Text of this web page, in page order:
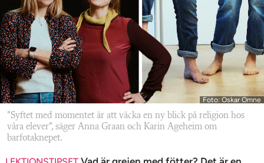
Foto: Oskar Omne
”Syftet med momentet är att väcka en ny blick på ­religion hos
våra elever”, säger Anna Graan och Karin Ageheim om
barfotaknepet.